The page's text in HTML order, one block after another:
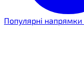
Популярні напрямки